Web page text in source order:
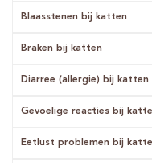
Blaasstenen bij katten
Braken bij katten
Diarree (allergie) bij katten
Gevoelige reacties bij
Eetlust problemen bij